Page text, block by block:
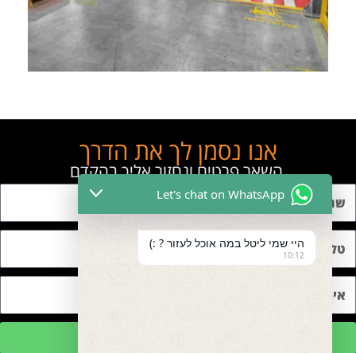
אנו נסמן לך את הדרך
השאר פרטים ונחזור אליך בהקדם
Let's chat on WhatsApp
היי שמי ליטל במה אוכל לעזור ? :)
10:12